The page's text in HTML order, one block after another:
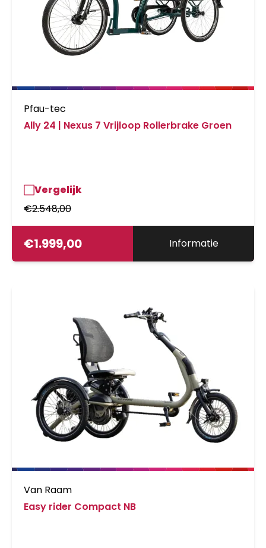
Pfau-tec
Ally 24 | Nexus 7 Vrijloop Rollerbrake Groen
Vergelijk
€2.548,00
€1.999,00 Informatie
Van Raam
Easy rider Compact NB